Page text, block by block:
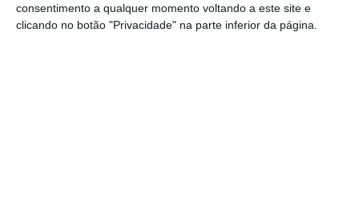
consentimento a qualquer momento voltando a este site e
clicando no botão "Privacidade" na parte inferior da página.
250 000